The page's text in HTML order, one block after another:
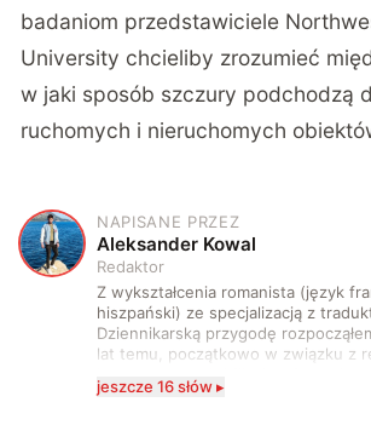
badaniom przedstawiciele
University chcieliby zrozumieć
w jaki sposób szczury podchodzą
ruchomych i nieruchomych
A
NAPISANE PRZEZ
Aleksander Kowal
Redaktor
Z wykształcenia romanista (język
hiszpański) ze specjalizacją z
Dziennikarską przygodę
lat temu, początkowo w związku z
komputerowych i filmów. Obecnie
zdecydowanie częściej na tematy
jeszcze 16 słów ▸